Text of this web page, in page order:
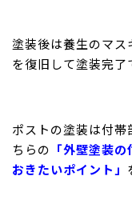
塗装後は養生のマス
を復旧して塗装完了
ポストの塗装は付
ちらの 「外壁塗装
おきたいポイント」